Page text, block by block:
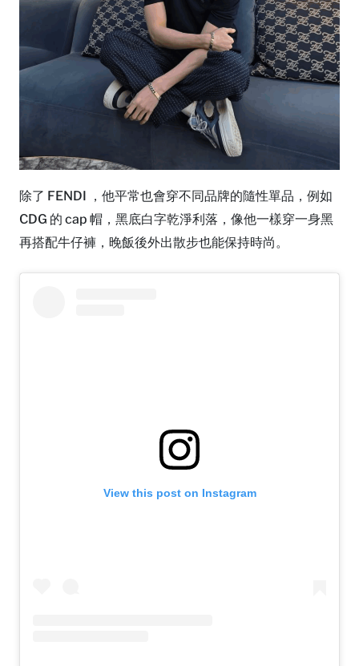
除了 FENDI ，他平常也會穿不同品牌的隨性單品，例如
CDG 的 cap 帽，黑底白字乾淨利落，像他一樣穿一身黑
再搭配牛仔褲，晚飯後外出散步也能保持時尚。
View this post on Instagram